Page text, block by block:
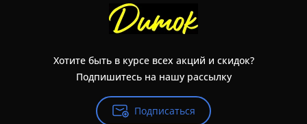
Хотите быть в курсе всех акций и скидок?
Подпишитесь на нашу рассылку
Подписаться